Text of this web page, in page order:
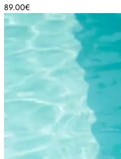
89.00€